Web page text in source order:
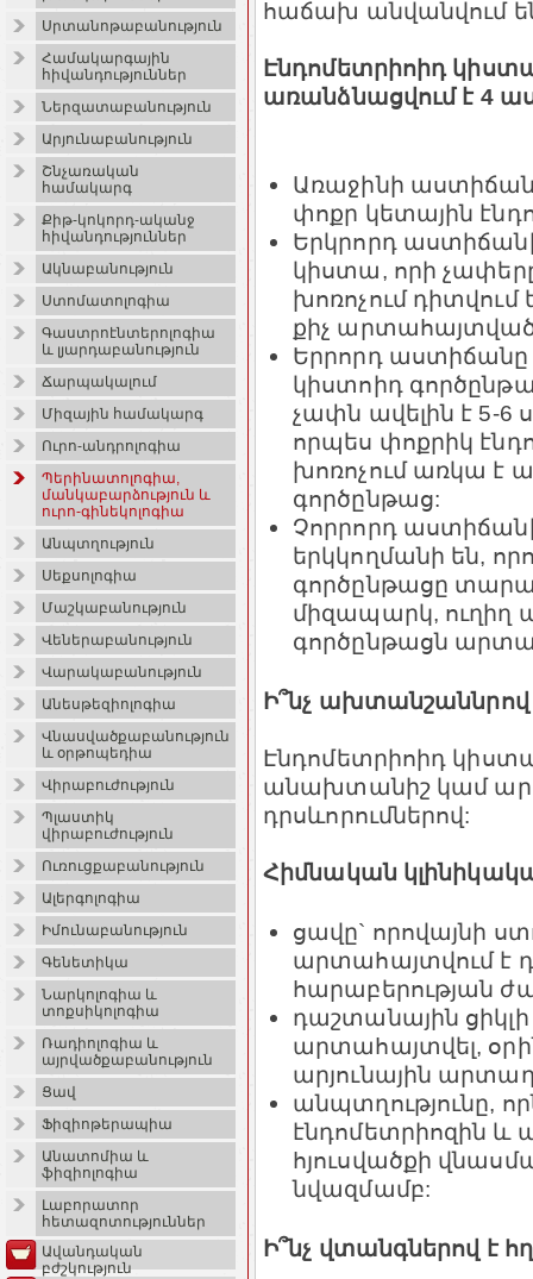
Սրտանոթաբանություն
Համակարգային
հիվանդություններ
Ներզատաբանություն
Արյունաբանություն
Շնչառական
համակարգ
Քիթ-կոկորդ-ականջ
հիվանդություններ
Ակնաբանություն
Ստոմատոլոգիա
Գաստրոէնտերոլոգիա
և լյարդաբանություն
Ճարպակալում
Միզային համակարգ
Ուրո-անդրոլոգիա
Պերինատոլոգիա,
մանկաբարձություն և
ուրո-գինեկոլոգիա
Անպտղություն
Սեքսոլոգիա
Մաշկաբանություն
Վեներաբանություն
Վարակաբանություն
Անեսթեզիոլոգիա
Վնասվածքաբանություն
և օրթոպեդիա
Վիրաբուժություն
Պլաստիկ
վիրաբուժություն
Ուռուցքաբանություն
Ալերգոլոգիա
Իմունաբանություն
Գենետիկա
Նարկոլոգիա և
տոքսիկոլոգիա
Ռադիոլոգիա և
այրվածքաբանություն
Ցավ
Ֆիզիոթերապիա
Անատոմիա և
ֆիզիոլոգիա
Լաբորատոր
հետազոտություններ
Ավանդական
բժշկություն
հաճախ անվանվում
Էնդոմետրիոիդ
առանձնացվում է 4
Առաջինի
փոքր կետային
Երկրորդ
կիստա, որի
խոռոչում
քիչ արտահայտված
Երրորդ աստիճանը
կիստոիդ
չափն ավելին է 5-6
որպես փոքրիկ
խոռոչում առկա է
գործընթաց:
Չորրորդ
երկկողմանի են,
գործընթացը
միզապարկ, ուղիղ
գործընթացն
Ի՞նչ ախտանշաննրով
Էնդոմետրիոիդ
անախտանիշ կամ
դրսևորումներով:
Հիմնական
ցավը` որովայնի
արտահայտվում է
հարաբերության
դաշտանային
արտահայտվել,
արյունային
անպտղությունը,
էնդոմետրիոզին և
հյուսվածքի
նվազմամբ:
Ի՞նչ վտանգներով է